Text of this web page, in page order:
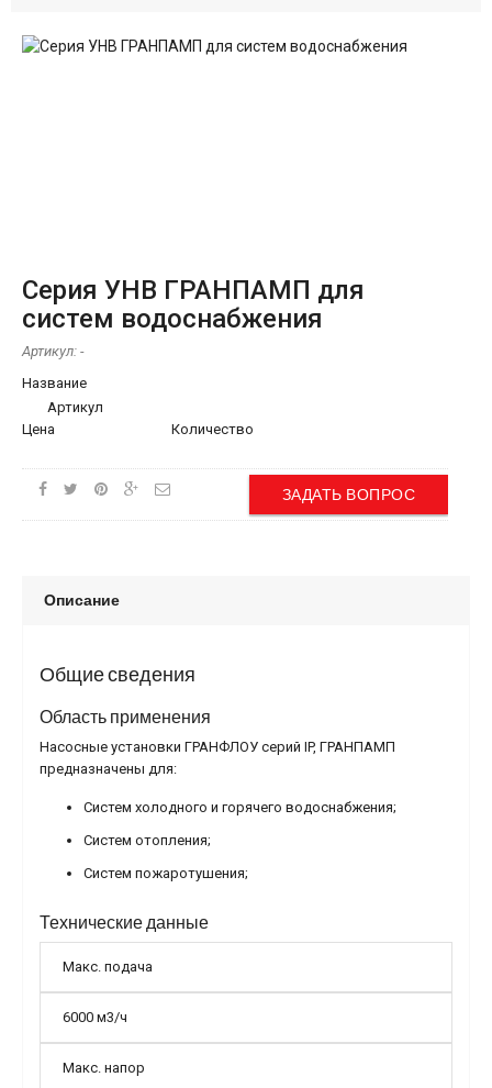
Серия УНВ ГРАНПАМП для
систем водоснабжения
Артикул: -
Название
Артикул
Цена
Количество
ЗАДАТЬ ВОПРОС
Описание
Общие сведения
Область применения
Насосные установки ГРАНФЛОУ серий IP, ГРАНПАМП
предназначены для:
Систем холодного и горячего водоснабжения;
Систем отопления;
Систем пожаротушения;
Технические данные
Макс. подача
6000 м3/ч
Макс. напор